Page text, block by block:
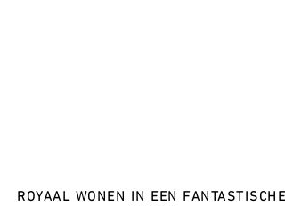
ROYAAL WONEN IN EEN FANTASTISCHE